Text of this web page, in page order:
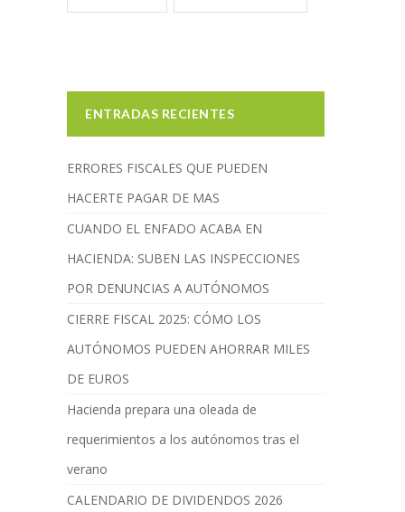
ENTRADAS RECIENTES
ERRORES FISCALES QUE PUEDEN
HACERTE PAGAR DE MAS
CUANDO EL ENFADO ACABA EN
HACIENDA: SUBEN LAS INSPECCIONES
POR DENUNCIAS A AUTÓNOMOS
CIERRE FISCAL 2025: CÓMO LOS
AUTÓNOMOS PUEDEN AHORRAR MILES
DE EUROS
Hacienda prepara una oleada de
requerimientos a los autónomos tras el
verano
CALENDARIO DE DIVIDENDOS 2026